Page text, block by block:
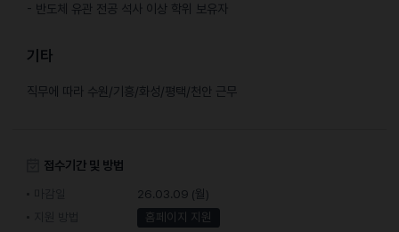
- 반도체 유관 전공 석사 이상 학위 보유자
기타
직무에 따라 수원/기흥/화성/평택/천안 근무
접수기간 및 방법
26.03.09 (월)
홈페이지 지원